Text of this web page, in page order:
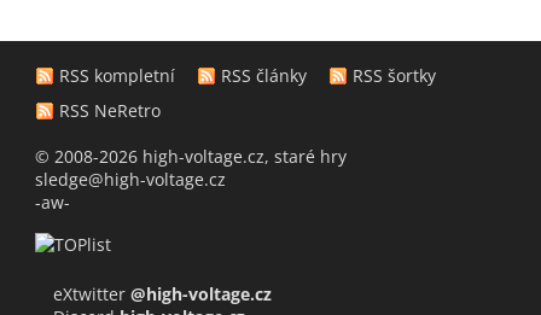
RSS kompletní RSS články
RSS šortky
RSS NeRetro
© 2008-2026 high-voltage.cz, staré hry
sledge@high-voltage.cz
-aw-
eXtwitter @high-voltage.cz